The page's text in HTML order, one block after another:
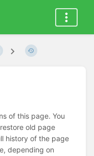
of this page. You
old page
history of the page
depending on